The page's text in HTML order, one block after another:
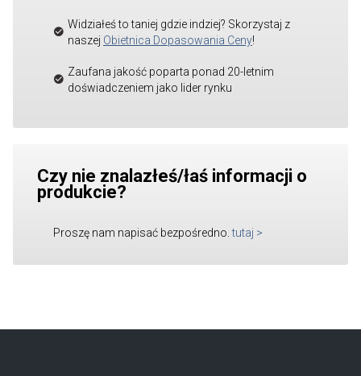
Widziałeś to taniej gdzie indziej? Skorzystaj z
naszej Obietnica Dopasowania Ceny!
Zaufana jakość poparta ponad 20-letnim
doświadczeniem jako lider rynku
Czy nie znalazłeś/łaś informacji o
produkcie?
Proszę nam napisać bezpośredno. tutaj >